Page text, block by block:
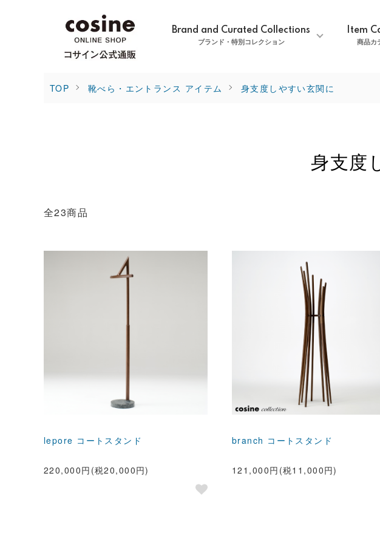
Brand and Curated Collections
ブランド・特別コレクション
Item
商品カ
TOP 靴べら・エントランス アイテム 身支度しやすい玄関に
身支度
全23商品
lepore コートスタンド
220,000円(税20,000円)
branch コートスタンド
121,000円(税11,000円)